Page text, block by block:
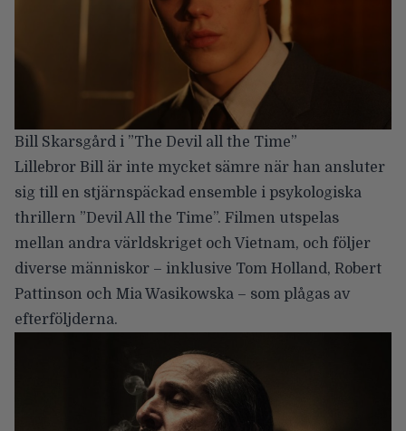
Bill Skarsgård i ”The Devil all the Time”
Lillebror Bill är inte mycket sämre när han ansluter
sig till en stjärnspäckad ensemble i psykologiska
thrillern ”Devil All the Time”. Filmen utspelas
mellan andra världskriget och Vietnam, och följer
diverse människor – inklusive Tom Holland, Robert
Pattinson och Mia Wasikowska – som plågas av
efterföljderna.